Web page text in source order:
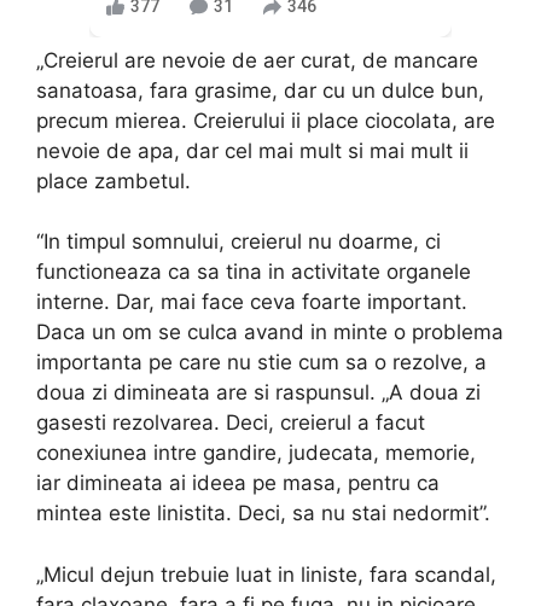
377 31 346
„Creierul are nevoie de aer curat, de mancare
sanatoasa, fara grasime, dar cu un dulce bun,
precum mierea. Creierului ii place ciocolata, are
nevoie de apa, dar cel mai mult si mai mult ii
place zambetul.
“In timpul somnului, creierul nu doarme, ci
functioneaza ca sa tina in activitate organele
interne. Dar, mai face ceva foarte important.
Daca un om se culca avand in minte o problema
importanta pe care nu stie cum sa o rezolve, a
doua zi dimineata are si raspunsul. „A doua zi
gasesti rezolvarea. Deci, creierul a facut
conexiunea intre gandire, judecata, memorie,
iar dimineata ai ideea pe masa, pentru ca
mintea este linistita. Deci, sa nu stai nedormit”.
„Micul dejun trebuie luat in liniste, fara scandal,